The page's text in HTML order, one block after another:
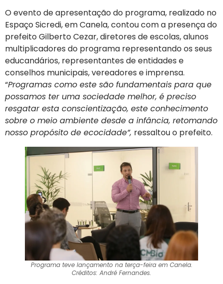
O evento de apresentação do programa, realizado no
Espaço Sicredi, em Canela, contou com a presença do
prefeito Gilberto Cezar, diretores de escolas, alunos
multiplicadores do programa representando os seus
educandários, representantes de entidades e
conselhos municipais, vereadores e imprensa.
“Programas como este são fundamentais para que
possamos ter uma sociedade melhor, é preciso
resgatar esta conscientização, este conhecimento
sobre o meio ambiente desde a infância, retomando
nosso propósito de ecocidade”, ressaltou o prefeito.
Programa teve lançamento na terça-feira em Canela.
Créditos: André Fernandes.